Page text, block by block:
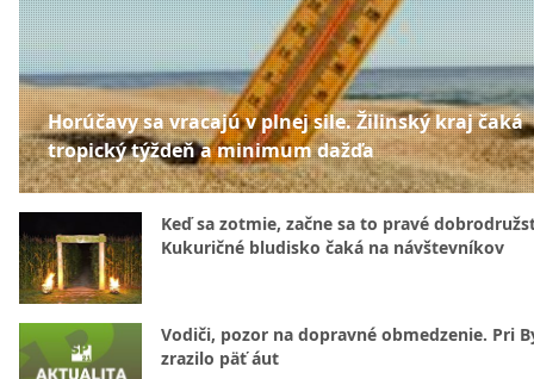
Horúčavy sa vracajú v plnej sile. Žilinský kraj čaká
tropický týždeň a minimum dažďa
Keď sa zotmie, začne sa to pravé
Kukuričné bludisko čaká na návštevníkov
Vodiči, pozor na dopravné obmedzenie. Pri
zrazilo päť áut